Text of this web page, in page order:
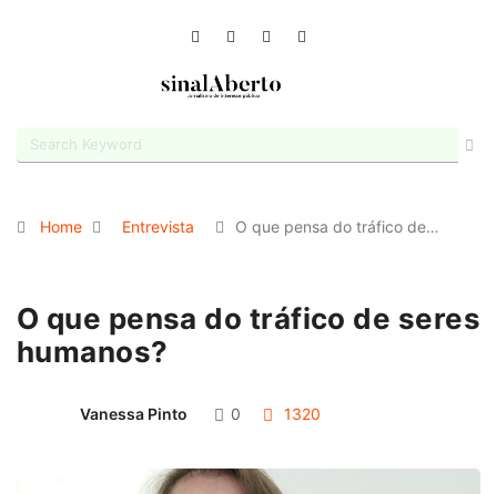
Home Entrevista O que pensa do tráfico de…
O que pensa do tráfico de seres
humanos?
Vanessa Pinto 0 1320